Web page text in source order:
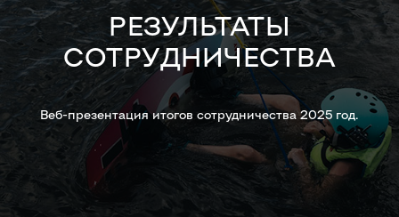
РЕЗУЛЬТАТЫ
СОТРУДНИЧЕСТВА
Веб-презентация итогов сотрудничества 2025 год.